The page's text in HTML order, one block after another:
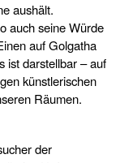
aushält.
auch seine Würde
auf Golgatha
ist darstellbar – auf
künstlerischen
Räumen.
der